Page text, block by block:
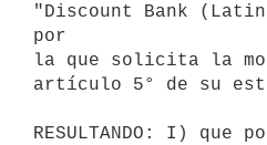
"Discount Bank
por
la que solicita la
artículo 5° de su
RESULTANDO: I) que